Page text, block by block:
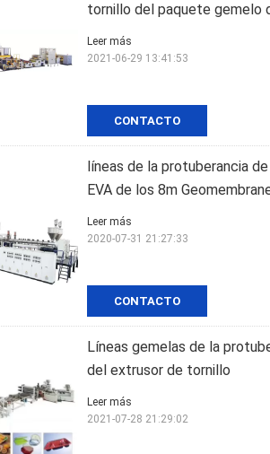
tornillo del paquete gemelo
CONTACTO
Leer más
2021-06-29 13:41:53
líneas de la protuberancia
EVA de los 8m
CONTACTO
Leer más
2020-07-31 21:27:33
Líneas gemelas de la
del extrusor de tornillo
Leer más
2021-07-28 21:29:02